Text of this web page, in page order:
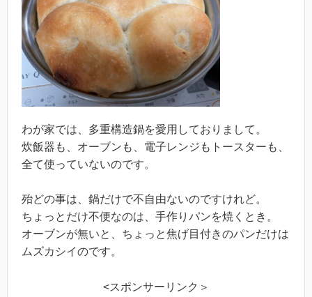
わが家では、多重構造鍋を愛用しておりまして。
炊飯器も、オーブンも、電子レンジもトースターも、
全て使っていないのです。
殆どの事は、鍋だけで不自由ないのですけれど。
ちょっとだけ不便なのは、手作りパンを焼くとき。
オーブンが無いと、ちょっと焦げ目付きのパンだけは
ムズカシイのです。
<スポンサーリンク＞